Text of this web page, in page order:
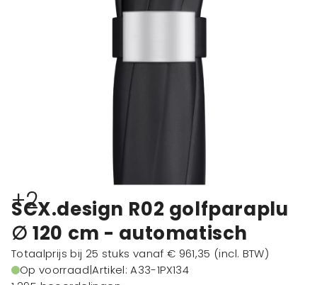
+2
SCX.design R02 golfparaplu
∅ 120 cm - automatisch
Totaalprijs bij 25 stuks vanaf € 961,35 (incl. BTW)
Op voorraad|Artikel: A33-1PX134